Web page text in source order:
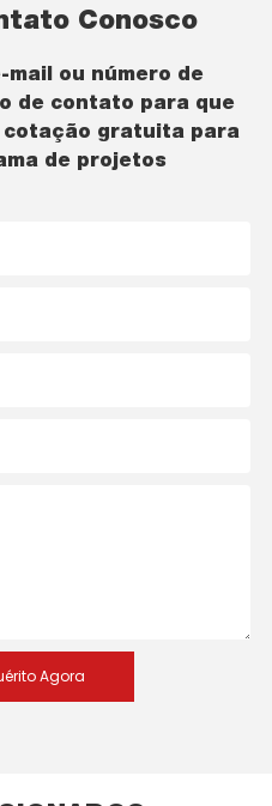
Conosco
mail ou número de
de contato para que
cotação gratuita para
de projetos
Agora